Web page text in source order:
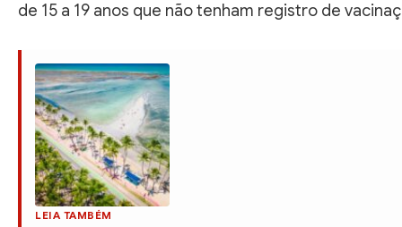
de 15 a 19 anos que não tenham registro de
LEIA TAMBÉM